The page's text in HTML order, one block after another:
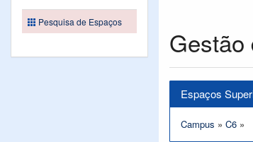
Gestão
Espaços
Campus » C6 »
Pesquisa de Espaços